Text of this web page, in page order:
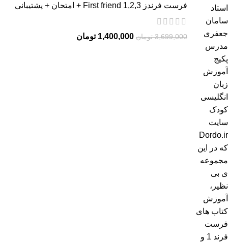
فرست فرندز 2,3,First friend 1 + امتحان + پشتیبانی
3,699,000 تومان 1,400,000 تومان